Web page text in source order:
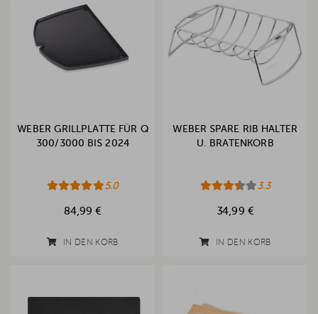
WEBER GRILLPLATTE FÜR Q
300/3000 BIS 2024
5.0
84,99 €
IN DEN KORB
WEBER SPARE RIB HALTER
U. BRATENKORB
3.3
34,99 €
IN DEN KORB